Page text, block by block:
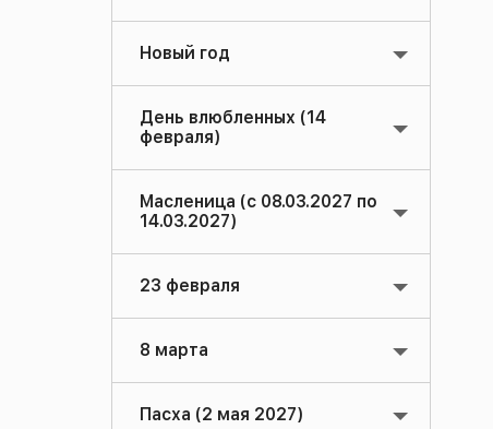
Новый год
День влюбленных (14
февраля)
Масленица (с 08.03.2027 по
14.03.2027)
23 февраля
8 марта
Пасха (2 мая 2027)